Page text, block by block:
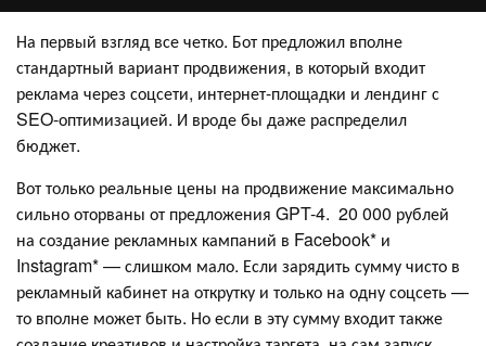
На первый взгляд все четко. Бот предложил вполне
стандартный вариант продвижения, в который входит
реклама через соцсети, интернет-площадки и лендинг с
SEO-оптимизацией. И вроде бы даже распределил
бюджет.
Вот только реальные цены на продвижение максимально
сильно оторваны от предложения GPT-4. 20 000 рублей
на создание рекламных кампаний в Facebook* и
Instagram* — слишком мало. Если зарядить сумму чисто в
рекламный кабинет на открутку и только на одну соцсеть —
то вполне может быть. Но если в эту сумму входит также